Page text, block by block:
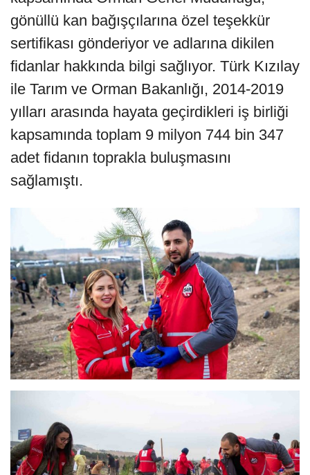
gönüllü kan bağışçılarına özel teşekkür
sertifikası gönderiyor ve adlarına dikilen
fidanlar hakkında bilgi sağlıyor. Türk Kızılay
ile Tarım ve Orman Bakanlığı, 2014-2019
yılları arasında hayata geçirdikleri iş birliği
kapsamında toplam 9 milyon 744 bin 347
adet fidanın toprakla buluşmasını
sağlamıştı.